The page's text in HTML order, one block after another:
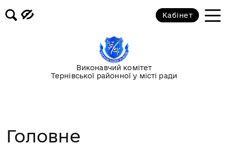
Виконавчий комітет
Тернівської районної у місті ради
Кабінет
Головне